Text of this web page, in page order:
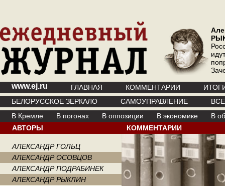
www.ej.ru ГЛАВНАЯ КОММЕНТАРИИ
БЕЛОРУССКОЕ ЗЕРКАЛО
САМОУПРАВЛЕНИЕ
В Кремле
В погонах В оппозиции В экономике
В
АВТОРЫ
АЛЕКСАНДР ГОЛЬЦ
АЛЕКСАНДР ОСОВЦОВ
АЛЕКСАНДР ПОДРАБИНЕК
АЛЕКСАНДР РЫКЛИН
КОММЕНТАРИИ